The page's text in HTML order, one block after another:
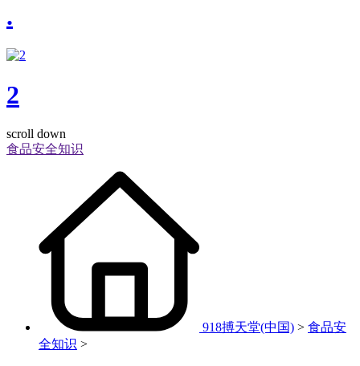
.
2
scroll down
食品安全知识
918搏天堂(中国) > 食品安
全知识 >